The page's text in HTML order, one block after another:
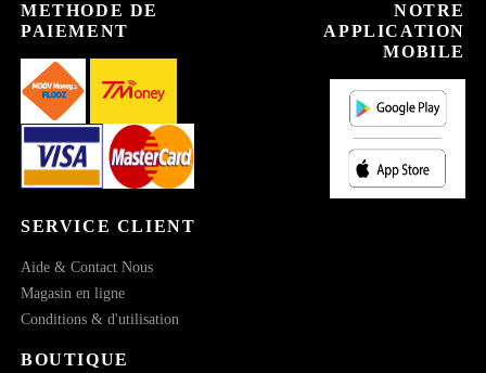
METHODE DE
PAIEMENT
NOTRE
APPLICATION
MOBILE
SERVICE CLIENT
Aide & Contact Nous
Magasin en ligne
Conditions & d'utilisation
BOUTIQUE